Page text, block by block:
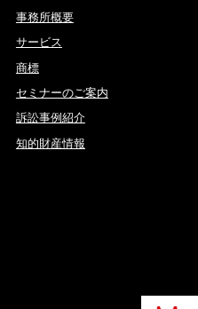
事務所概要
サービス
商標
セミナーのご案内
訴訟事例紹介
知的財産情報